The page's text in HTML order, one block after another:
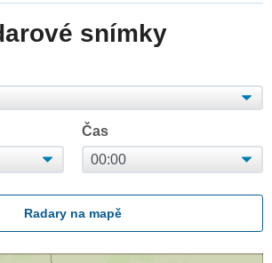
snímky
Čas
Radary na mapě